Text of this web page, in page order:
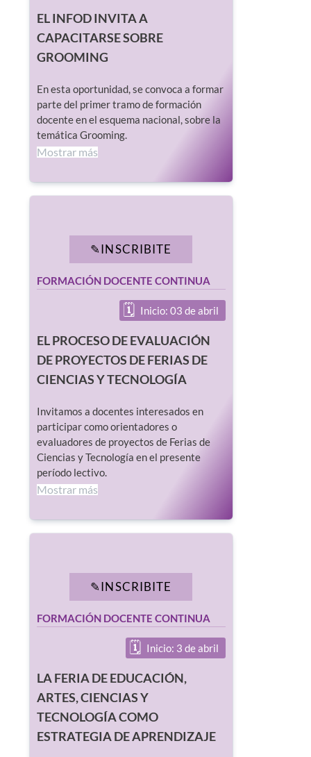
EL INFOD INVITA A
CAPACITARSE SOBRE
GROOMING
En esta oportunidad, se convoca a formar
parte del primer tramo de formación
docente en el esquema nacional, sobre la
temática Grooming.
Mostrar más
INSCRIBITE
FORMACIÓN DOCENTE CONTINUA
EL PROCESO DE EVALUACIÓN
DE PROYECTOS DE FERIAS DE
CIENCIAS Y TECNOLOGÍA
Inicio: 03 de abril
Invitamos a docentes interesados en
participar como orientadores o
evaluadores de proyectos de Ferias de
Ciencias y Tecnología en el presente
período lectivo.
Mostrar más
INSCRIBITE
FORMACIÓN DOCENTE CONTINUA
LA FERIA DE EDUCACIÓN,
ARTES, CIENCIAS Y
TECNOLOGÍA COMO
ESTRATEGIA DE APRENDIZAJE
Inicio: 3 de abril